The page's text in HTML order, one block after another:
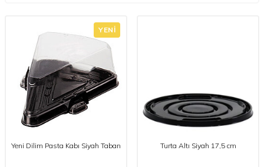
YENI
Yeni Dilim Pasta Kabı Siyah Taban Turta Altı Siyah 17,5 cm